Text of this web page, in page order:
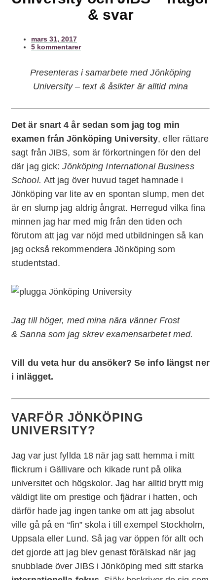
& svar
mars 31, 2017
5 kommentarer
Presenteras i samarbete med Jönköping
University – text & åsikter är alltid mina
Det är snart 4 år sedan som jag tog min
examen från Jönköping University, eller rättare
sagt från JIBS, som är förkortningen för den del
där jag gick:Jönköping International Business
School. Att jag över huvud taget hamnade i
Jönköping var lite av en spontan slump, men det
är en slump jag aldrig ångrat. Herregud vilka fina
minnen jag har med mig från den tiden och
förutom att jag var nöjd med utbildningen så kan
jag också rekommendera Jönköping som
studentstad.
Jag till höger, med mina nära vänner Frost
& Sanna som jag skrev examensarbetet med.
Vill du veta hur du ansöker? Se info längst ner
i inlägget.
VARFÖR JÖNKÖPING
UNIVERSITY?
Jag var just fyllda 18 när jag satt hemma i mitt
flickrum i Gällivare och kikade runt på olika
universitet och högskolor. Jag har alltid brytt mig
väldigt lite om prestige och fjädrar i hatten, och
därför hade jag ingen tanke om att jag absolut
ville gå på en “fin” skola i till exempel Stockholm,
Uppsala eller Lund. Så jag var öppen för allt och
det gjorde att jag blev genast förälskad när jag
snubblade över JIBS i Jönköping med sitt starka